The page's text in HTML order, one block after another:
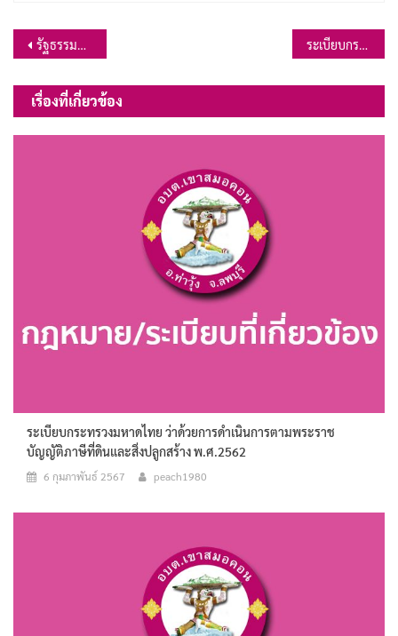
แนะแนว
เรื่อง
รัฐธรรมนูญแห่งราชอาณาจักรไทย พ.ศ.2560 ระเบียบกระทรวงมหาดไทย ว่าด้วยการรับเงิน การเบิกจ่ายเงิน การฝากเงิน การเก็บรักษาเงิน และการตรวจเงินขององค์กรปกครองส่วนท้องถิ่น พ.ศ.2566
เรื่องที่เกี่ยวข้อง
ระเบียบกระทรวงมหาดไทย ว่าด้วยการดำเนินการตามพระราช
บัญญัติภาษีที่ดินและสิ่งปลูกสร้าง พ.ศ.2562
6 กุมภาพันธ์ 2567 peach1980